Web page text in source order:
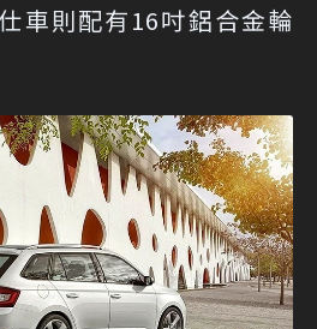
車則配有16吋鋁合金輪